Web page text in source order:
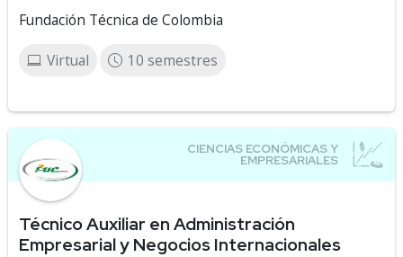
Fundación Técnica de Colombia
Virtual 10 semestres
Técnico Auxiliar en Administración
Empresarial y Negocios Internacionales